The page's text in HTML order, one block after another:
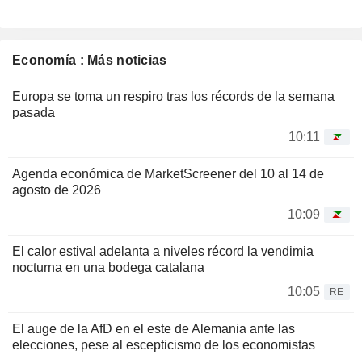
Economía : Más noticias
Europa se toma un respiro tras los récords de la semana
pasada
10:11
Agenda económica de MarketScreener del 10 al 14 de
agosto de 2026
10:09
El calor estival adelanta a niveles récord la vendimia
nocturna en una bodega catalana
10:05
RE
El auge de la AfD en el este de Alemania ante las
elecciones, pese al escepticismo de los economistas